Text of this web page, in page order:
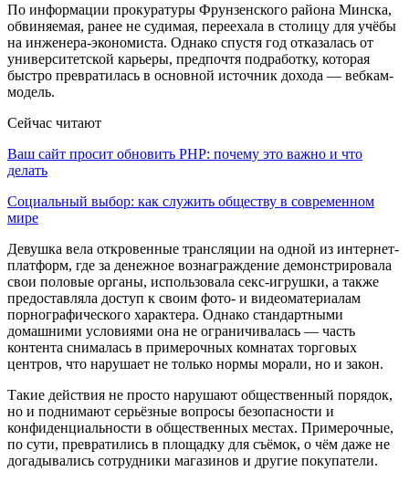
По информации прокуратуры Фрунзенского района Минска,
обвиняемая, ранее не судимая, переехала в столицу для учёбы
на инженера-экономиста. Однако спустя год отказалась от
университетской карьеры, предпочтя подработку, которая
быстро превратилась в основной источник дохода — вебкам-
модель.
Сейчас читают
Ваш сайт просит обновить PHP: почему это важно и что
делать
Социальный выбор: как служить обществу в современном
мире
Девушка вела откровенные трансляции на одной из интернет-
платформ, где за денежное вознаграждение демонстрировала
свои половые органы, использовала секс-игрушки, а также
предоставляла доступ к своим фото- и видеоматериалам
порнографического характера. Однако стандартными
домашними условиями она не ограничивалась — часть
контента снималась в примерочных комнатах торговых
центров, что нарушает не только нормы морали, но и закон.
Такие действия не просто нарушают общественный порядок,
но и поднимают серьёзные вопросы безопасности и
конфиденциальности в общественных местах. Примерочные,
по сути, превратились в площадку для съёмок, о чём даже не
догадывались сотрудники магазинов и другие покупатели.